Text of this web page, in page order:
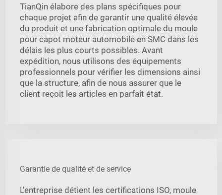
TianQin élabore des plans spécifiques pour
chaque projet afin de garantir une qualité élevée
du produit et une fabrication optimale du moule
pour capot moteur automobile en SMC dans les
délais les plus courts possibles. Avant
expédition, nous utilisons des équipements
professionnels pour vérifier les dimensions ainsi
que la structure, afin de nous assurer que le
client reçoit les articles en parfait état.
Garantie de qualité et de service
L'entreprise détient les certifications ISO, moule